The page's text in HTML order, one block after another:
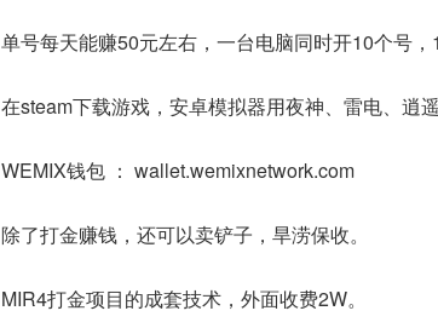
单号每天能赚50元左右，一台电脑同时开10个号，
在steam下载游戏，安卓模拟器用夜神、雷电、逍
WEMIX钱包 ： wallet.wemixnetwork.com
除了打金赚钱，还可以卖铲子，旱涝保收。
MIR4打金项目的成套技术，外面收费2W。